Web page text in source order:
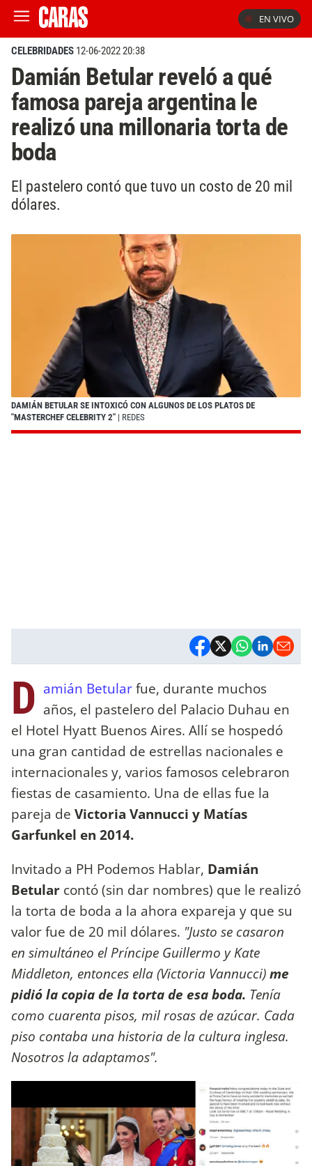
EN VIVO
CELEBRIDADES 12-06-2022 20:38
Damián Betular reveló a qué
famosa pareja argentina le
realizó una millonaria torta de
boda
El pastelero contó que tuvo un costo de 20 mil
dólares.
DAMIÁN BETULAR SE INTOXICÓ CON ALGUNOS DE LOS PLATOS DE
"MASTERCHEF CELEBRITY 2" | REDES
D amián Betularfue, durante muchos
años, el pastelero del Palacio Duhau en
el Hotel Hyatt Buenos Aires. Allí se hospedó
una gran cantidad de estrellas nacionales e
internacionales y, varios famosos celebraron
fiestas de casamiento. Una de ellas fue la
pareja de Victoria Vannucci y Matías
Garfunkel en 2014.
Invitado a PH Podemos Hablar, Damián
Betular contó (sin dar nombres) que le realizó
la torta de boda a la ahora expareja y que su
valor fue de 20 mil dólares. "Justo se casaron
en simultáneo el Príncipe Guillermo y Kate
Middleton, entonces ella (Victoria Vannucci)me
pidió la copia de la torta de esa boda. Tenía
como cuarenta pisos, mil rosas de azúcar. Cada
piso contaba una historia de la cultura inglesa.
Nosotros la adaptamos".